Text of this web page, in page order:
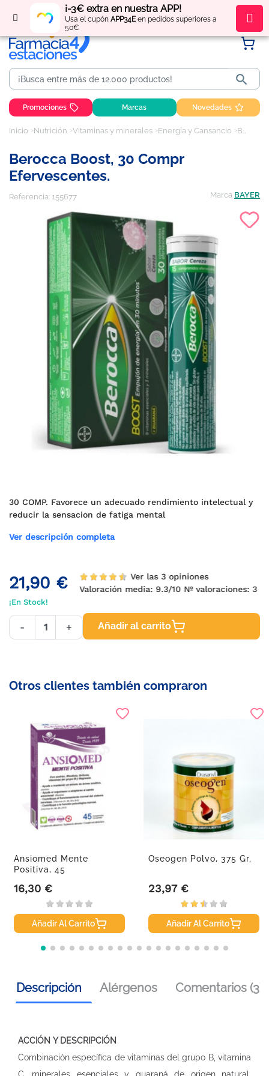
¡-3€ extra en nuestra APP!
Usa el cupón APP34Een pedidos superiores a
50€
Regístratey obténpuntos por tus compras

Promociones Marcas Novedades
Inicio Nutrición Vitaminas y minerales Energía y Cansancio Berocca Boost, 30 compr efervescentes.
Berocca Boost, 30 Compr
Efervescentes.
Referencia: 155677 Marca BAYER
30 COMP. Favorece un adecuado rendimiento intelectual y
reducir la sensacion de fatiga mental
Ver descripción completa
21,90 €
Ver las 3 opiniones
Valoración media:9.3/10 Nº valoraciones:3
¡En Stock!
- + Añadir al carrito
Otros clientes también compraron
Ansiomed Mente
Positiva, 45
Precio
16,30 €
Añadir Al Carrito
Oseogen Polvo, 375 Gr.
Precio
23,97 €
Añadir Al Carrito
Descripción Alérgenos Comentarios (3)
ACCIÓN Y DESCRIPCIÓN
Combinación específica de vitaminas del grupo B, vitamina